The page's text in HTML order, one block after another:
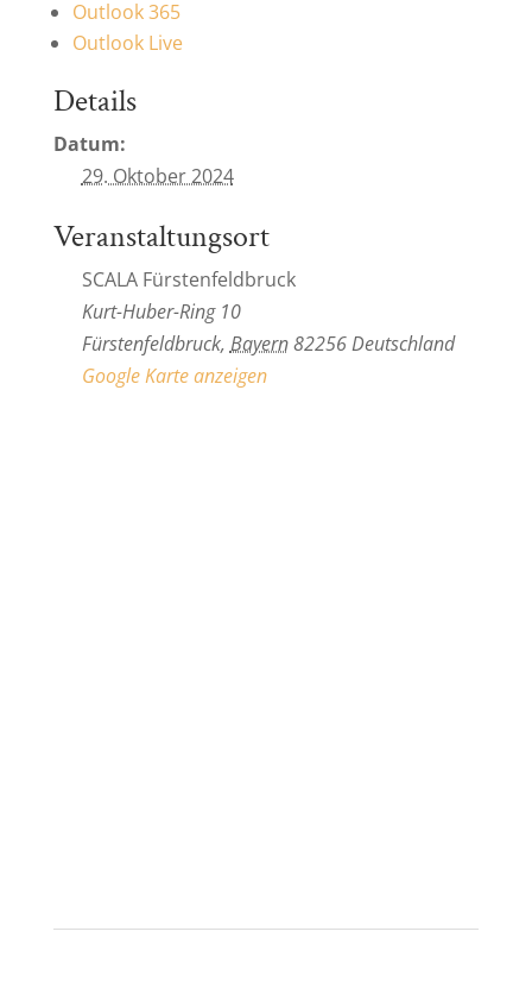
Outlook 365
Outlook Live
Details
Datum:
29. Oktober 2024
Veranstaltungsort
SCALA Fürstenfeldbruck
Kurt-Huber-Ring 10
Fürstenfeldbruck, Bayern82256Deutschland
Google Karte anzeigen